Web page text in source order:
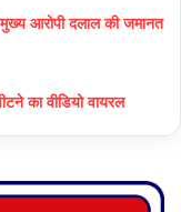
आरोपी दलाल की जमानत
का वीडियो वायरल